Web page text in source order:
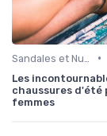
•
Les
chaussures d'été
femmes